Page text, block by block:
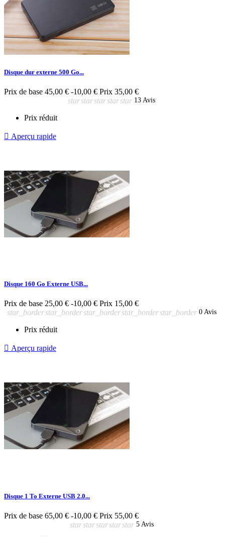
Disque dur externe 500 Go...
Prix de base 45,00 € -10,00 € Prix 35,00 €
starstarstarstarstar 13 Avis
Prix réduit
 Aperçu rapide
Disque 160 Go Externe USB...
Prix de base 25,00 € -10,00 € Prix 15,00 €
star_borderstar_borderstar_borderstar_borderstar_border 0 Avis
Prix réduit
 Aperçu rapide
Disque 1 To Externe USB 2.0...
Prix de base 65,00 € -10,00 € Prix 55,00 €
starstarstarstarstar 5 Avis